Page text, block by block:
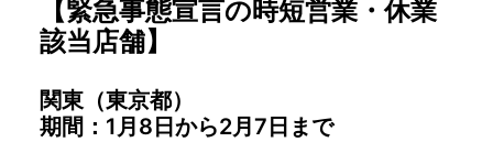
【緊急事態宣言の時短営業・休業
該当店舗】
関東（東京都）
期間： 1月 8 日から2月 7 日まで